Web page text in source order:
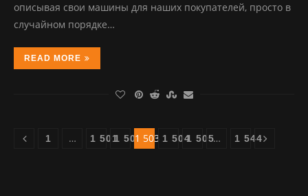
описывая свои машины для наших покупателей, просто в
случайном порядке…
READ MORE
1 … 1 5011 5021 503 1 5041 505… 1 544